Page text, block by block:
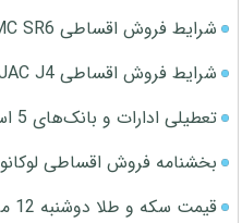
شرایط فروش اقساطی KMC SR6 کرمان موتور اعلام شد
شرایط فروش اقساطی JAC J4 (مرداد 1405)
تعطیلی ادارات و بانک‌های 5 استان در روز چهارشنبه
بخشنامه فروش اقساطی لوکانو L7 و لوکانو L8 (مرداد 1405)
قیمت سکه و طلا دوشنبه 12 مرداد 1405